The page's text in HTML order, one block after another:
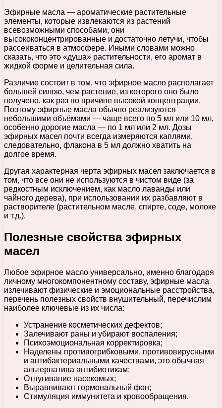
Эфирные масла — ароматические растительные
элементы, которые извлекаются из растений
всевозможными способами, они
высококонцентрированные и достаточно летучи, чтобы
рассеиваться в атмосфере. Иными словами можно
сказать, что это «душа» растительности, его аромат в
жидкой форме и целительная сила.
Различие состоит в том, что эфирное масло располагает
большей силою, чем растение, из которого оно было
получено, как раз по причине высокой концентрации.
Поэтому эфирные масла обычно реализуются
небольшими объёмами — чаще всего по 5 мл или 10 мл,
особенно дорогие масла — по 1 мл или 2 мл. Дозы
эфирных масел почти всегда измеряются каплями,
следовательно, флакона в 5 мл должно хватить на
долгое время.
Другая характерная черта эфирных масел заключается в
том, что все они не используются в чистом виде (за
редкостным исключением, как масло лаванды или
чайного дерева), при использовании их разбавляют в
растворителе (растительном масле, спирте, соде, молоке
и т.д.).
Полезные свойства эфирных
масел
Любое эфирное масло универсально, именно благодаря
личному многокомпонентному составу, эфирные масла
излечивают физические и эмоциональные расстройства,
перечень полезных свойств внушительный, перечислим
наиболее ключевые из их числа:
Устранение косметических дефектов;
Залечивают раны и убирают воспаления;
Психоэмоциональная корректировка;
Наделены противогрибковыми, противовирусными
и антибактериальными качествами, это обычная
альтернатива антибиотикам;
Отпугивание насекомых;
Выравнивают гормональный фон;
Стимуляция иммунитета и кровообращения.